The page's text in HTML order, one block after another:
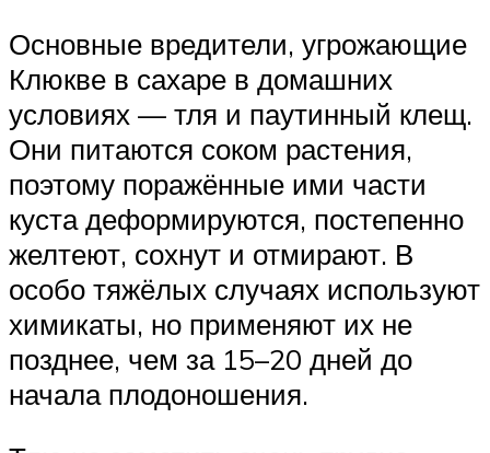
Основные вредители, угрожающие
Клюкве в сахаре в домашних
условиях — тля и паутинный клещ.
Они питаются соком растения,
поэтому поражённые ими части
куста деформируются, постепенно
желтеют, сохнут и отмирают. В
особо тяжёлых случаях используют
химикаты, но применяют их не
позднее, чем за 15–20 дней до
начала плодоношения.